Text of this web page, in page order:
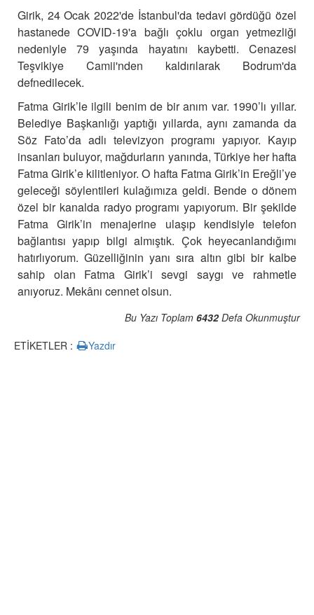
Girik, 24 Ocak 2022'de İstanbul'da tedavi gördüğü özel
hastanede COVID-19'a bağlı çoklu organ yetmezliği
nedeniyle 79 yaşında hayatını kaybetti. Cenazesi
Teşvikiye Camii'nden kaldırılarak Bodrum'da
defnedilecek.
Fatma Girik’le ilgili benim de bir anım var. 1990’lı yıllar.
Belediye Başkanlığı yaptığı yıllarda, aynı zamanda da
Söz Fato’da adlı televizyon programı yapıyor. Kayıp
insanları buluyor, mağdurların yanında, Türkiye her hafta
Fatma Girik’e kilitleniyor. O hafta Fatma Girik’in Ereğli’ye
geleceği söylentileri kulağımıza geldi. Bende o dönem
özel bir kanalda radyo programı yapıyorum. Bir şekilde
Fatma Girik’in menajerine ulaşıp kendisiyle telefon
bağlantısı yapıp bilgi almıştık. Çok heyecanlandığımı
hatırlıyorum. Güzelliğinin yanı sıra altın gibi bir kalbe
sahip olan Fatma Girik’i sevgi saygı ve rahmetle
anıyoruz. Mekânı cennet olsun.
Bu Yazı Toplam 6432Defa Okunmuştur
ETİKETLER :
Yazdır